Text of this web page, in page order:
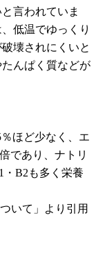
言われていま
低温でゆっくり
壊されにくいと
んぱく質などが
ほど少なく、エ
であり、ナトリ
・B2も多く栄養
いて」より引用